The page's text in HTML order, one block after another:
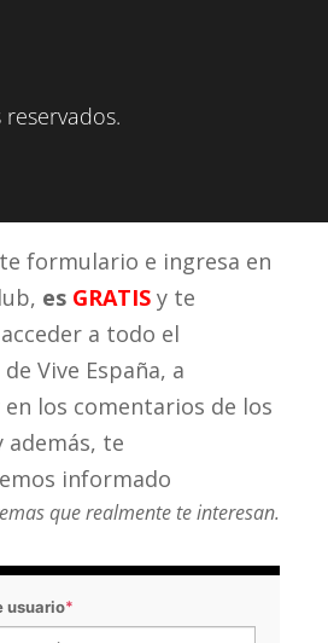
formulario e ingresa en
es GRATIS y te
a todo el
Vive España, a
los comentarios de los
además, te
informado
que realmente te interesan.
usuario*